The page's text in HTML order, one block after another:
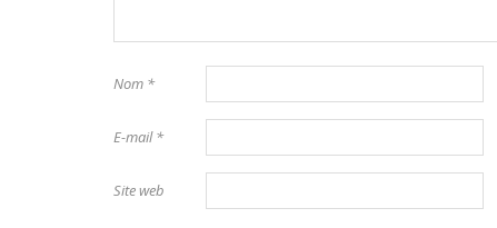
Nom *
E-mail*
Site web